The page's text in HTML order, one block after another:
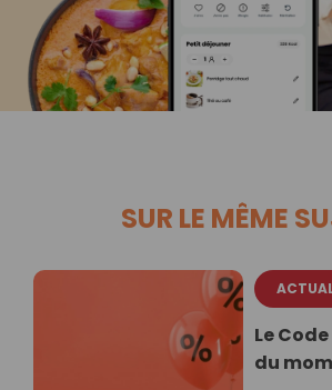
SUR LE MÊME
Le
du